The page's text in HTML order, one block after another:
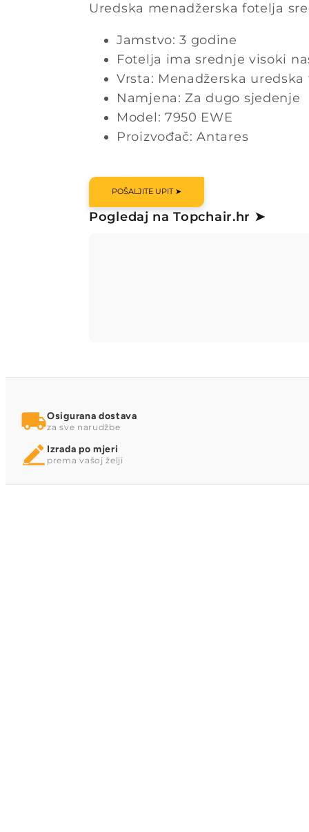
Uredska menadžerska fotelja
Jamstvo: 3 godine
Fotelja ima srednje visoki
Vrsta: Menadžerska
Namjena: Za dugo sjedenje
Model: 7950 EWE
Proizvođač: Antares
POŠALJITE UPIT ➤
Pogledaj na Topchair.hr ➤
Osigurana dostava
za sve narudžbe
Izrada po mjeri
prema vašoj želji